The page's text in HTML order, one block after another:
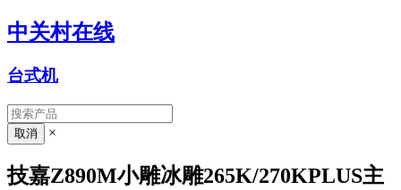
中关村在线
台式机
×
技嘉Z890M小雕冰雕265K/270KPLUS主